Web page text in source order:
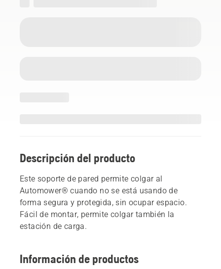
Descripción del producto
Este soporte de pared permite colgar al
Automower® cuando no se está usando de
forma segura y protegida, sin ocupar espacio.
Fácil de montar, permite colgar también la
estación de carga.
Información de productos